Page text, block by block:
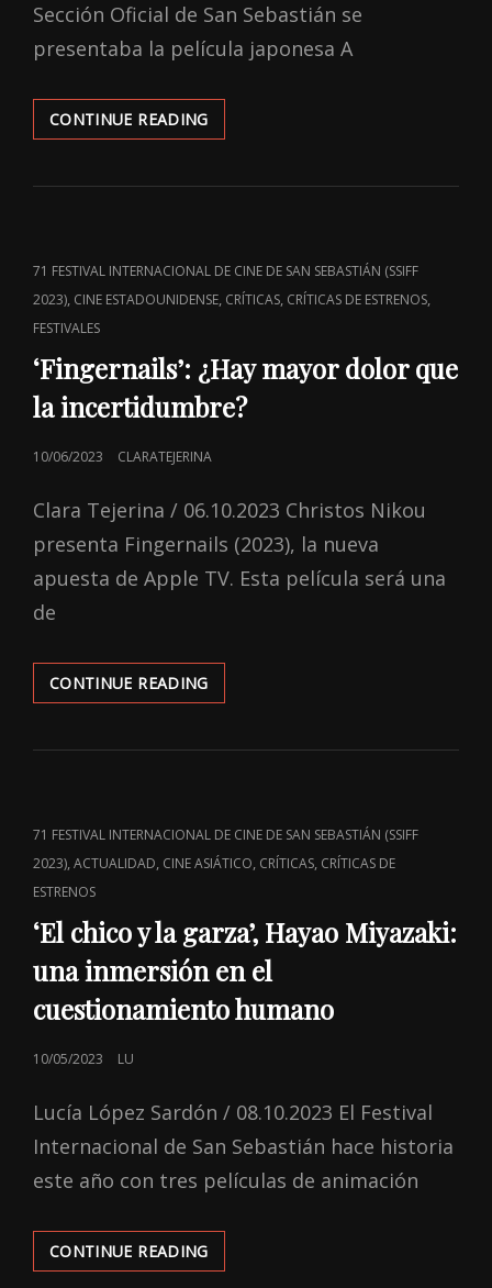
Sección Oficial de San Sebastián se
presentaba la película japonesa A
CONTINUE READING‘GREAT
ABSENCE’:
TRAUMA
CAT
LINKS
71 FESTIVAL INTERNACIONAL DE CINE DE SAN SEBASTIÁN (SSIFF
2023), CINE ESTADOUNIDENSE, CRÍTICAS, CRÍTICAS DE ESTRENOS,
FESTIVALES
‘Fingernails’: ¿Hay mayor dolor que
la incertidumbre?
POSTED
10/06/2023 CLARATEJERINA
Clara Tejerina / 06.10.2023 Christos Nikou
presenta Fingernails (2023), la nueva
apuesta de Apple TV. Esta película será una
de
CONTINUE READING‘FINGERNAILS’:
¿HAY
DOLOR
CAT
LINKS
71 FESTIVAL INTERNACIONAL DE CINE DE SAN SEBASTIÁN (SSIFF
2023),ACTUALIDAD, CINE ASIÁTICO, CRÍTICAS, CRÍTICAS DE
ESTRENOS
‘El chico y la garza’, Hayao Miyazaki:
una inmersión en el
cuestionamiento humano
POSTED
10/05/2023 LU
Lucía López Sardón / 08.10.2023 El Festival
Internacional de San Sebastián hace historia
este año con tres películas de animación
CONTINUE READING‘EL
CHICO